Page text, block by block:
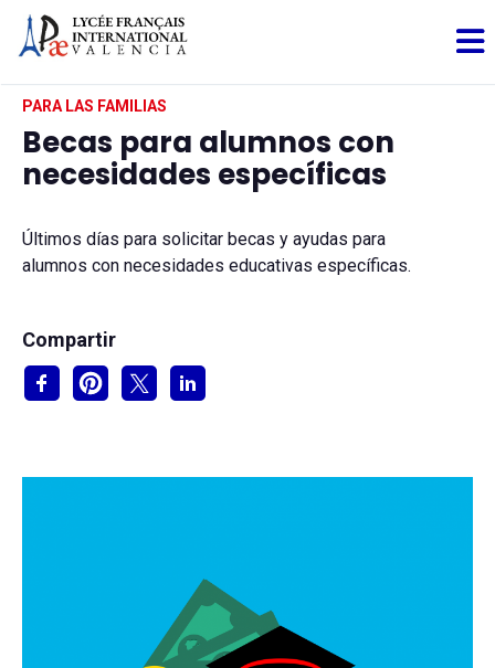
PARA LAS FAMILIAS
Becas para alumnos con
necesidades específicas
Últimos días para solicitar becas y ayudas para
alumnos con necesidades educativas específicas.
Compartir